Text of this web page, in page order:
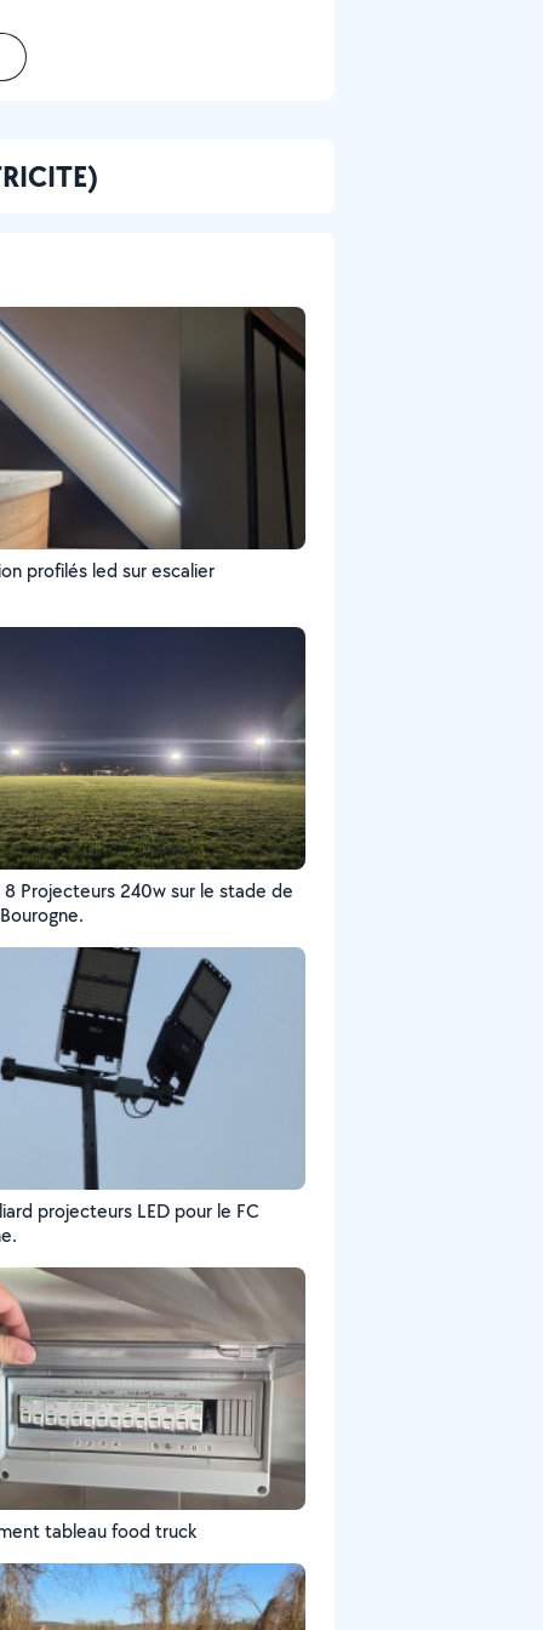
profilés led sur escalier
8 Projecteurs 240w sur le stade de
projecteurs LED pour le FC
tableau food truck